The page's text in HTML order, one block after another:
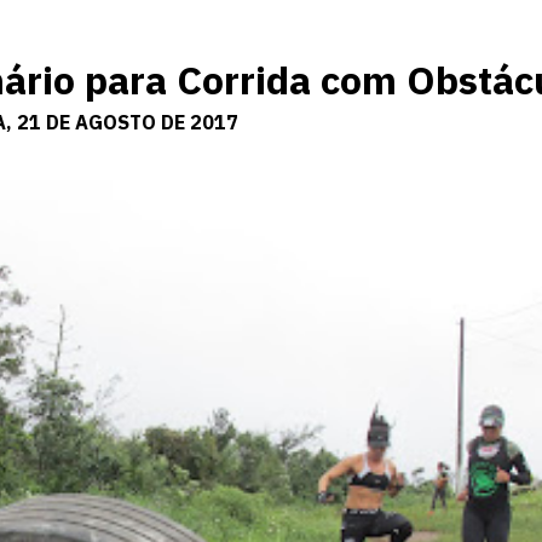
para Corrida com
21 DE AGOSTO DE 2017